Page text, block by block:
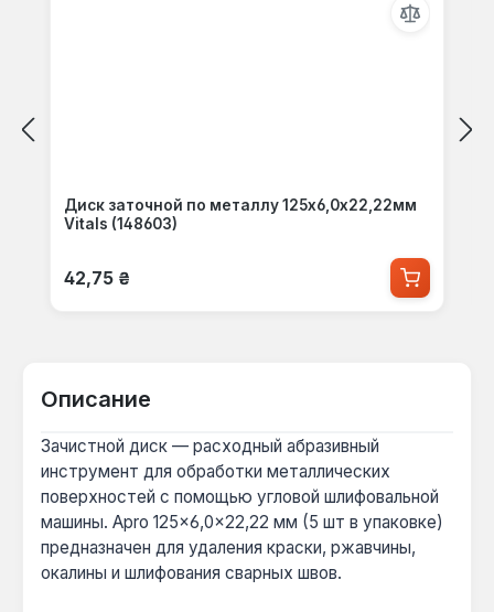
Диск заточной по металлу 125х6,0х22,22мм
Vitals (148603)
Обычная цена:
42,75 ₴
Описание
Зачистной диск — расходный абразивный
инструмент для обработки металлических
поверхностей с помощью угловой шлифовальной
машины. Apro 125×6,0×22,22 мм (5 шт в упаковке)
предназначен для удаления краски, ржавчины,
окалины и шлифования сварных швов.